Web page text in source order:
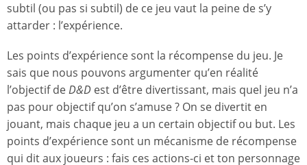
subtil (ou pas si subtil) de ce jeu vaut la peine de s’y
attarder : l’expérience.
Les points d’expérience sont la récompense du jeu. Je
sais que nous pouvons argumenter qu’en réalité
l’objectif deD&D est d’être divertissant, mais quel jeu n’a
pas pour objectif qu’on s’amuse ? On se divertit en
jouant, mais chaque jeu a un certain objectif ou but. Les
points d’expérience sont un mécanisme de récompense
qui dit aux joueurs : fais ces actions-ci et ton personnage